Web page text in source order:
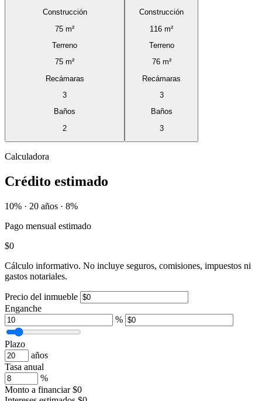
Construcción
75 m²
Terreno
75 m²
Recámaras
3
Baños
2
Construcción
116 m²
Terreno
76 m²
Recámaras
3
Baños
3
Calculadora
Crédito estimado
10% · 20 años · 8%
Pago mensual estimado
$0
Cálculo informativo. No incluye seguros, comisiones, impuestos ni
gastos notariales.
Precio del inmueble
Enganche
%
Plazo
años
Tasa anual
%
Monto a financiar $0